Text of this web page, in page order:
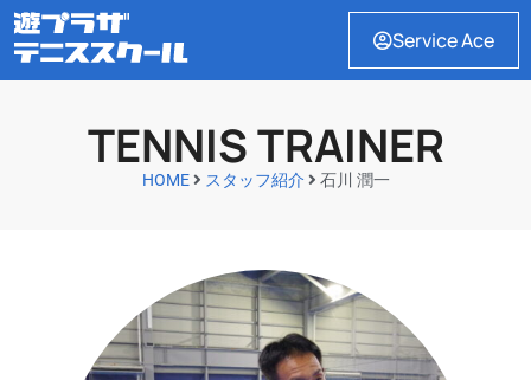
Service Ace
TENNIS TRAINER
HOME スタッフ紹介 石川 潤一